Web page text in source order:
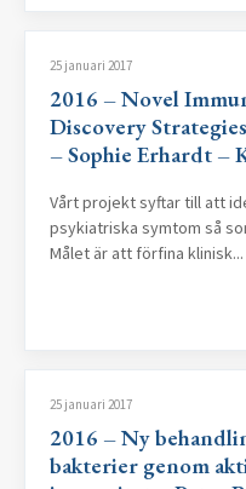
25 januari 2017
2016 – Novel
Discovery
– Sophie Erhardt –
Vårt projekt syftar till att
psykiatriska symtom så
Målet är att förfina klinisk...
25 januari 2017
2016 – Ny
bakterier genom